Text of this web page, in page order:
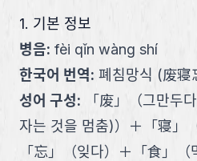
1. 기본 정보
병음: fèi qǐn wàng shí
한국어 번역: 폐침망식 (废寝
성어 구성: 「废 」 （그만두
자는 것을 멈춤)） ＋ 「寝 」
「忘 」 （잊다） ＋ 「食 」 （